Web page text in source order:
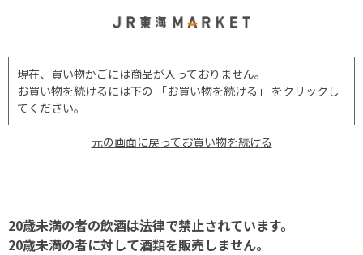
現在、買い物かごには商品が入っておりません。
お買い物を続けるには下の 「お買い物を続ける」 をクリックし
てください。
元の画面に戻ってお買い物を続ける
20歳未満の者の飲酒は法律で禁止されています。
20歳未満の者に対して酒類を販売しません。